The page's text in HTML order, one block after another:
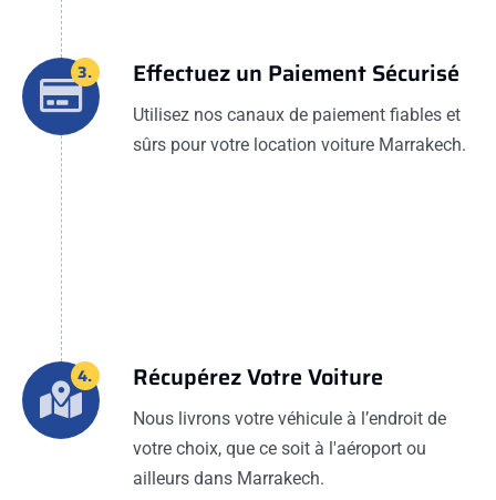
3. Effectuez un Paiement Sécurisé
Utilisez nos canaux de paiement fiables et
sûrs pour votre location voiture Marrakech.
4. Récupérez Votre Voiture
Nous livrons votre véhicule à l’endroit de
votre choix, que ce soit à l'aéroport ou
ailleurs dans Marrakech.